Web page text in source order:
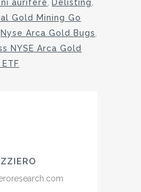
aurifere, Delisting,
Gold Mining Go
Nyse Arca Gold Bugs,
NYSE Arca Gold